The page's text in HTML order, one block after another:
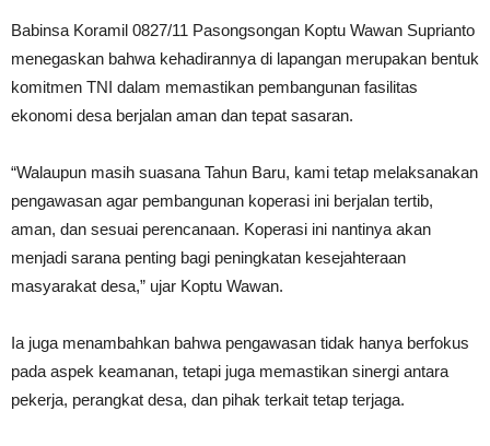
Babinsa Koramil 0827/11 Pasongsongan Koptu Wawan Suprianto
menegaskan bahwa kehadirannya di lapangan merupakan bentuk
komitmen TNI dalam memastikan pembangunan fasilitas
ekonomi desa berjalan aman dan tepat sasaran.
“Walaupun masih suasana Tahun Baru, kami tetap melaksanakan
pengawasan agar pembangunan koperasi ini berjalan tertib,
aman, dan sesuai perencanaan. Koperasi ini nantinya akan
menjadi sarana penting bagi peningkatan kesejahteraan
masyarakat desa,” ujar Koptu Wawan.
Ia juga menambahkan bahwa pengawasan tidak hanya berfokus
pada aspek keamanan, tetapi juga memastikan sinergi antara
pekerja, perangkat desa, dan pihak terkait tetap terjaga.